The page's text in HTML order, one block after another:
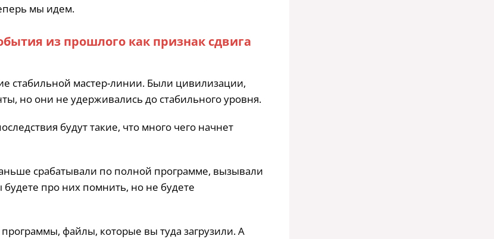
мы идем.
из прошлого как признак сдвига
стабильной мастер-линии. Были цивилизации,
но они не удерживались до стабильного уровня.
будут такие, что много чего начнет
срабатывали по полной программе, вызывали
про них помнить, но не будете
файлы, которые вы туда загрузили. А